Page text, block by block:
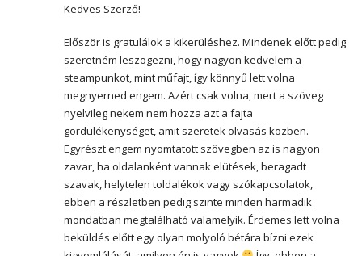
Kedves Szerző!
Először is gratulálok a kikerüléshez. Mindenek előtt pedig
szeretném leszögezni, hogy nagyon kedvelem a
steampunkot, mint műfajt, így könnyű lett volna
megnyerned engem. Azért csak volna, mert a szöveg
nyelvileg nekem nem hozza azt a fajta
gördülékenységet, amit szeretek olvasás közben.
Egyrészt engem nyomtatott szövegben az is nagyon
zavar, ha oldalanként vannak elütések, beragadt
szavak, helytelen toldalékok vagy szókapcsolatok,
ebben a részletben pedig szinte minden harmadik
mondatban megtalálható valamelyik. Érdemes lett volna
beküldés előtt egy olyan molyoló bétára bízni ezek